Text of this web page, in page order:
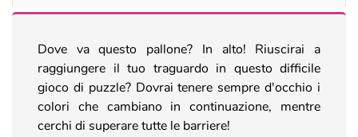
Dove va questo pallone? In alto! Riuscirai a
raggiungere il tuo traguardo in questo difficile
gioco di puzzle? Dovrai tenere sempre d'occhio i
colori che cambiano in continuazione, mentre
cerchi di superare tutte le barriere!